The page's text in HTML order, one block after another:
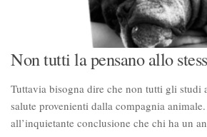
Non tutti la pensano allo
Tuttavia bisogna dire che non tutti gli studi
salute provenienti dalla compagnia
all’inquietante conclusione che chi ha un